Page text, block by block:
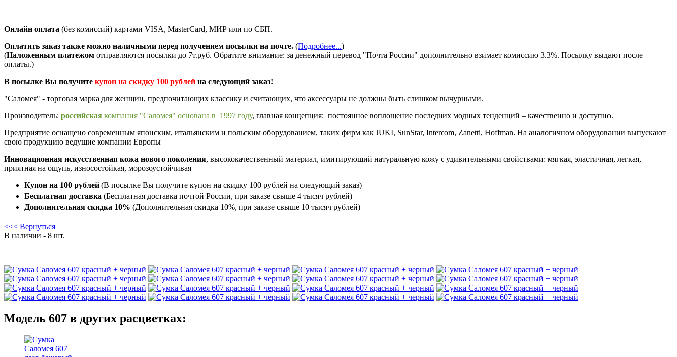
Онлайн оплата (без комиссий) картами VISA, MasterCard, МИР или по СБП.
Оплатить заказ также можно наличными перед получением посылки на почте. (Подробнее...)
(Наложенным платежом отправляются посылки до 7т.руб. Обратите внимание: за денежный перевод "Почта России" дополнительно взимает комиссию 3.3%. Посылку выдают после
оплаты.)
В посылке Вы получите купон на скидку 100 рублей на следующий заказ!
"Саломея" - торговая марка для женщин, предпочитающих классику и считающих, что аксессуары не должны быть слишком вычурными.
Производитель: российская компания "Саломея" основана в 1997 году, главная концепция: постоянное воплощение последних модных тенденций – качественно и доступно.
Предприятие оснащено современным японским, итальянским и польским оборудованием, таких фирм как JUKI, SunStar, Intercom, Zanetti, Hoffman. На аналогичном оборудовании выпускают
свою продукцию ведущие компании Европы
Инновационная искусственная кожа нового поколения, высококачественный материал, имитирующий натуральную кожу с удивительными свойствами: мягкая, эластичная, легкая,
приятная на ощупь, износостойкая, морозоустойчивая
Купон на 100 рублей (В посылке Вы получите купон на скидку 100 рублей на следующий заказ)
Бесплатная доставка (Бесплатная доставка почтой России, при заказе свыше 4 тысяч рублей)
Дополнительная скидка 10% (Дополнительная скидка 10%, при заказе свыше 10 тысяч рублей)
<<< Вернуться
В наличии - 8 шт.
Модель 607 в других расцветках: